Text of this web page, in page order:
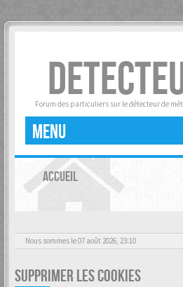
Forum des particuliers sur le détecteur de
MENU
ACCUEIL
Nous sommes le 07 août 2026, 23:10
SUPPRIMER LES COOKIES